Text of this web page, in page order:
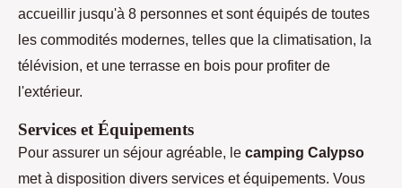
accueillir jusqu'à 8 personnes et sont équipés de toutes
les commodités modernes, telles que la climatisation, la
télévision, et une terrasse en bois pour profiter de
l'extérieur.
Services et Équipements
Pour assurer un séjour agréable, le camping Calypso
met à disposition divers services et équipements. Vous